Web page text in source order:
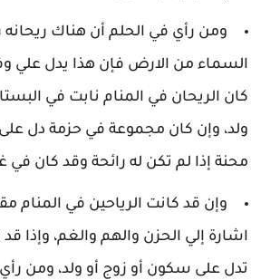
ومن رأي في الحلم أن هناك
السماء من الارض فإن هذا يدل علي
كان الريحان في المنام نابت في
ولد، وإن كان مجموعة في حزمة دل
محنة إذا لم تكن له رائحة وقد كان
وإن قد كانت الرياحين في المنام
اشارة إلي الحزن والهم والغم، وإذا
تدل على سكون أو زوج أو ولد، ومن